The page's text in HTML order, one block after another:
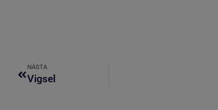
NÄSTA
Vigsel